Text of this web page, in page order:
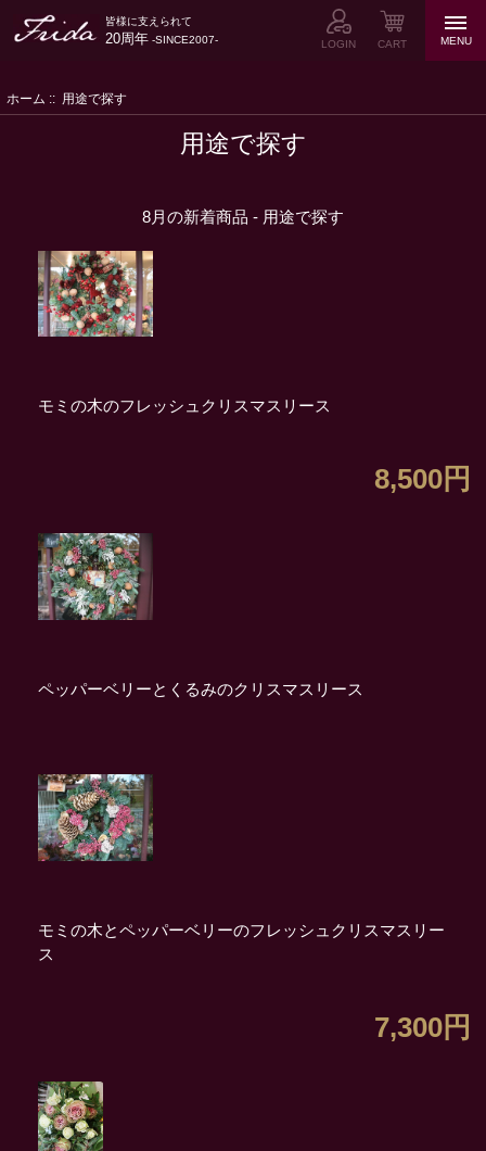
皆様に支えられて
20周年-SINCE2007- LOGIN CART MENU
ホーム :: 用途で探す
用途で探す
8月の新着商品 - 用途で探す
モミの木のフレッシュクリスマスリース
8,500円
ペッパーベリーとくるみのクリスマスリース
モミの木とペッパーベリーのフレッシュクリスマスリー
ス
7,300円